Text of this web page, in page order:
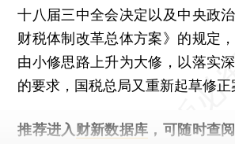
十八届三中全会决定以及中央政
财税体制改革总体方案》的规定
由小修思路上升为大修，以落实
的要求，国税总局又重新起草修正
推荐进入 财新数据库 ，可随时查